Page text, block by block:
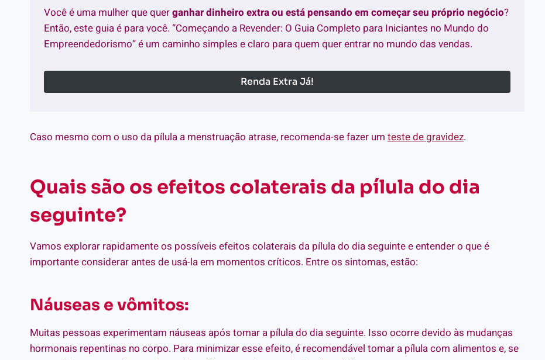
Você é uma mulher que querganhar dinheiro extra ou está pensando em começar seu próprio negócio?
Então, este guia é para você. “Começando a Revender: O Guia Completo para Iniciantes no Mundo do
Empreendedorismo” é um caminho simples e claro para quem quer entrar no mundo das vendas.
Renda Extra Já!
Caso mesmo com o uso da pílula a menstruação atrase, recomenda-se fazer um teste de gravidez.
Quais são os efeitos colaterais da pílula do dia
seguinte?
Vamos explorar rapidamente os possíveis efeitos colaterais da pílula do dia seguinte e entender o que é
importante considerar antes de usá-la em momentos críticos. Entre os sintomas, estão:
Náuseas e vômitos:
Muitas pessoas experimentam náuseas após tomar a pílula do dia seguinte. Isso ocorre devido às mudanças
hormonais repentinas no corpo. Para minimizar esse efeito, é recomendável tomar a pílula com alimentos e, se